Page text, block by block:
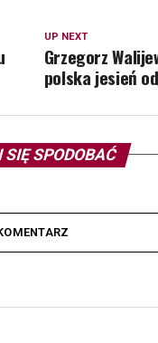
UP NEXT
Grzegorz
polska jesień
SIĘ SPODOBAĆ